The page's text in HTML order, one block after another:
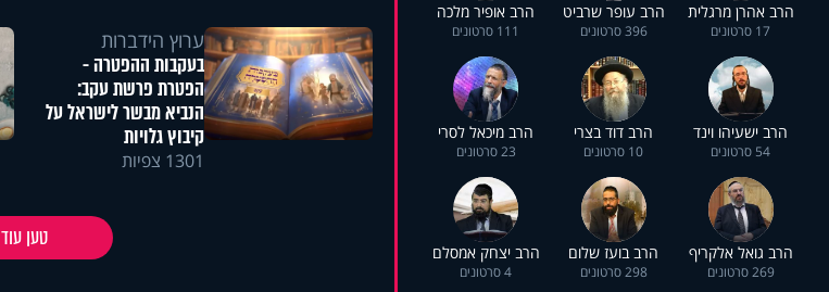
הרב אהרן מרגלית
17 סרטונים
הרב עופר שרביט
396 סרטונים
הרב אופיר מלכה
111 סרטונים
הרב ישעיהו וינד
54 סרטונים
הרב דוד בצרי
10 סרטונים
הרב מיכאל לסרי
23 סרטונים
הרב גואל אלקריף
269 סרטונים
הרב בועז שלום
298 סרטונים
הרב יצחק אמסלם
4 סרטונים
ערוץ הידברות
בעקבות ההפטרה -
הפטרת פרשת עקב:
הנביא מבשר לישראל על
קיבוץ גלויות
1301 צפיות
טען עוד